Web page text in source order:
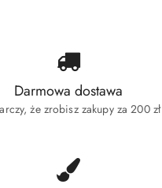
Darmowa dostawa
że zrobisz zakupy za 200 zł